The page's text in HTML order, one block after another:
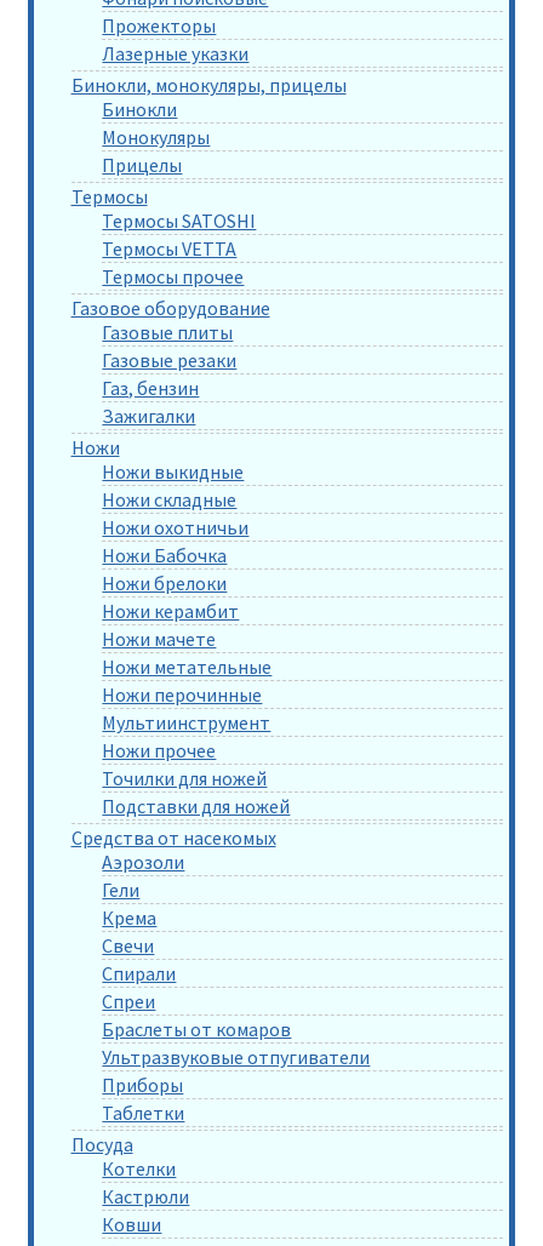
Прожекторы
Лазерные указки
Бинокли, монокуляры, прицелы
Бинокли
Монокуляры
Прицелы
Термосы
Термосы SATOSHI
Термосы VETTA
Термосы прочее
Газовое оборудование
Газовые плиты
Газовые резаки
Газ, бензин
Зажигалки
Ножи
Ножи выкидные
Ножи складные
Ножи охотничьи
Ножи Бабочка
Ножи брелоки
Ножи керамбит
Ножи мачете
Ножи метательные
Ножи перочинные
Мультиинструмент
Ножи прочее
Точилки для ножей
Подставки для ножей
Средства от насекомых
Аэрозоли
Гели
Крема
Свечи
Спирали
Спреи
Браслеты от комаров
Ультразвуковые отпугиватели
Приборы
Таблетки
Посуда
Котелки
Кастрюли
Ковши